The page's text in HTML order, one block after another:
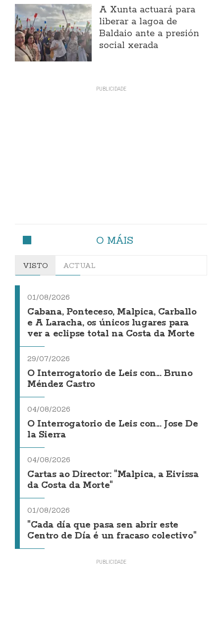
A Xunta actuará para
liberar a lagoa de
Baldaio ante a presión
social xerada
O MÁIS
VISTO ACTUAL
01/08/2026
Cabana, Ponteceso, Malpica, Carballo
e A Laracha, os únicos lugares para
ver a eclipse total na Costa da Morte
29/07/2026
O Interrogatorio de Leis con... Bruno
Méndez Castro
04/08/2026
O Interrogatorio de Leis con... Jose De
la Sierra
04/08/2026
Cartas ao Director: "Malpica, a Eivissa
da Costa da Morte"
01/08/2026
"Cada día que pasa sen abrir este
Centro de Día é un fracaso colectivo"